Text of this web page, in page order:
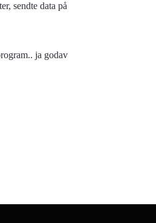
sendte data på
ja godav